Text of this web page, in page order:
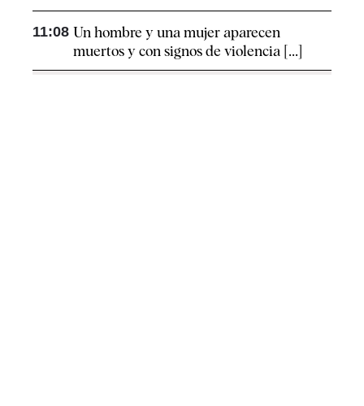
11:08 Un hombre y una mujer aparecen
muertos y con signos de violencia [...]